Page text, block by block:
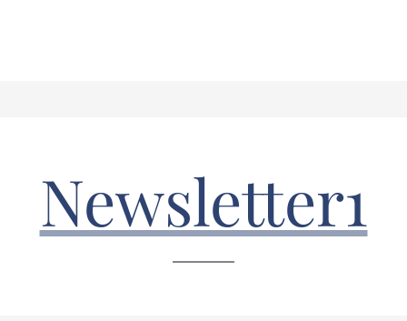
Newsletter1